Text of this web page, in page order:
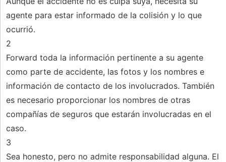
agente para estar informado de la colisión y lo que
ocurrió.
2
Forward toda la información pertinente a su agente
como parte de accidente, las fotos y los nombres e
información de contacto de los involucrados. También
es necesario proporcionar los nombres de otras
compañías de seguros que estarán involucradas en el
caso.
3
Sea honesto, pero no admite responsabilidad alguna. El